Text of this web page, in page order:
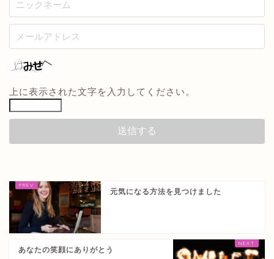
上に表示された文字を入力してください。
元気になる方法を見つけました
あなたの笑顔にありがとう